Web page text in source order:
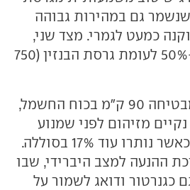
שנשמר גם במהירות גבוהה
כמעט לגמרי. מצד שני,
כושר הגרירה צנח ב-50% לעומת גרסת הבנזין (750
סוללת 18.3 קוט"ש מבטיחה 90 ק"מ בכוח החשמל,
82 ק"מ נקיים מזיהום לפני שמנוע
הבנזין נכנס לפעולה כאשר נותרו עוד 17% בסוללה.
ההנעה למצב היברידי, שבו
כגנרטור ודואג לשמור על